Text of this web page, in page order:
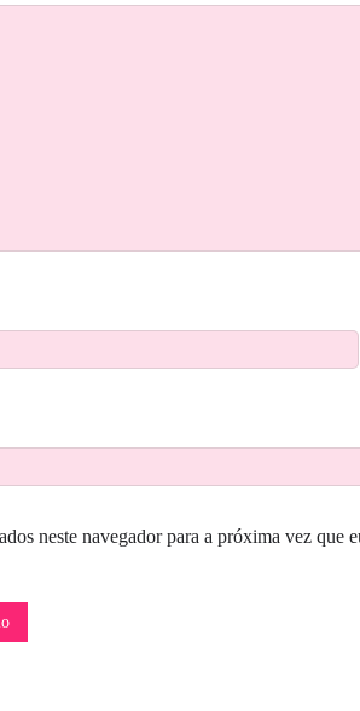
neste navegador para a próxima vez que